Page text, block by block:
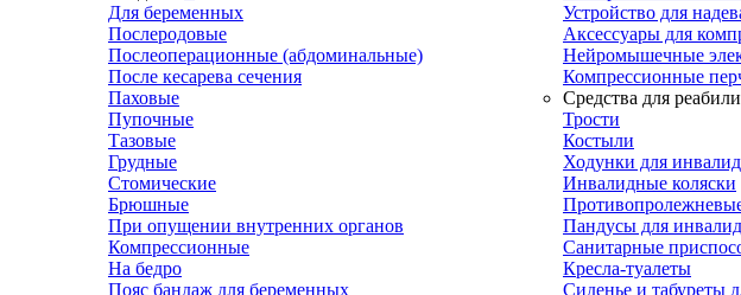
Для беременных
Послеродовые
Послеоперационные (абдоминальные)
После кесарева сечения
Паховые
Пупочные
Тазовые
Грудные
Стомические
Брюшные
При опущении внутренних органов
Компрессионные
На бедро
Пояс бандаж для беременных
Устройство для
Аксессуары для
Нейромышечные
Компрессионные
Средства для
Трости
Костыли
Ходунки для
Инвалидные коляски
Пандусы для
Санитарные
Кресла-туалеты
Сиденье и табуреты